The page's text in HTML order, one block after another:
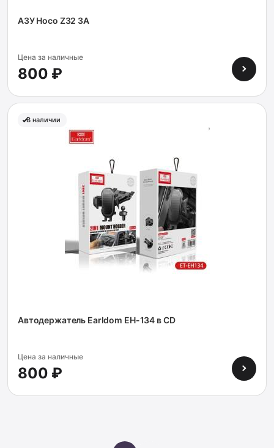
АЗУ Hoco Z32 3A
Цена за наличные
800 ₽
В наличии
Автодержатель Earldom EH-134 в CD
Цена за наличные
800 ₽